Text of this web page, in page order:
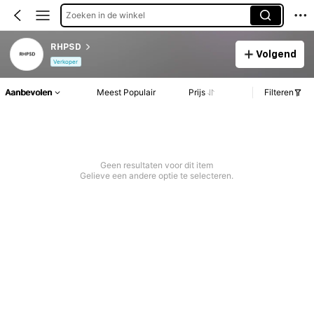
Zoeken in de winkel
RHPSD
Verkoper
Volgend
Aanbevolen Meest Populair Prijs Filteren
Geen resultaten voor dit item
Gelieve een andere optie te selecteren.